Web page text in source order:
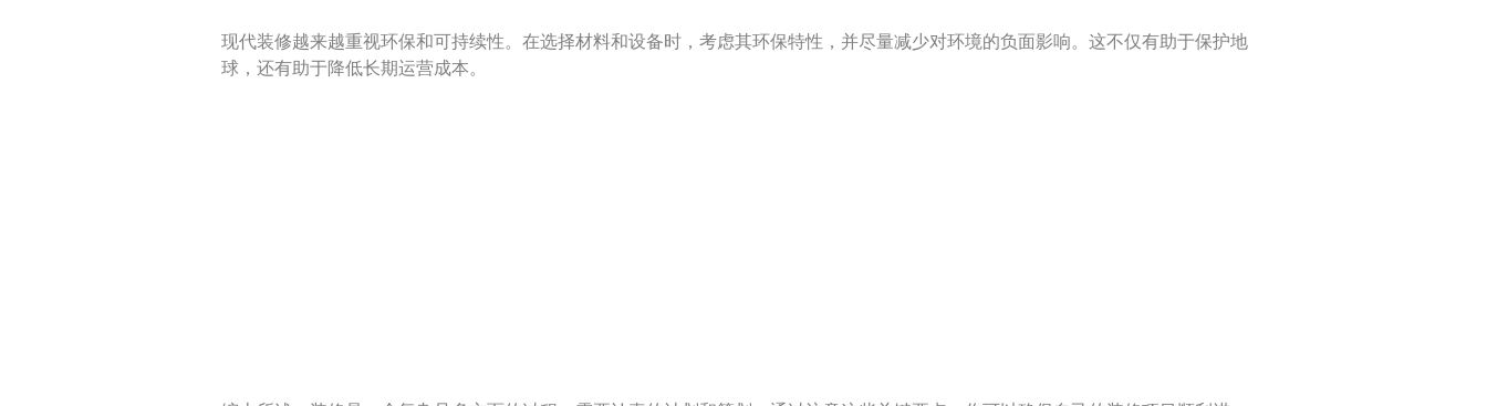
现代装修越来越重视环保和可持续性。在选择材料和设备时，考虑其环保特性，并尽量减少对环境的负面影响。这不仅有助于保护地
球，还有助于降低长期运营成本。